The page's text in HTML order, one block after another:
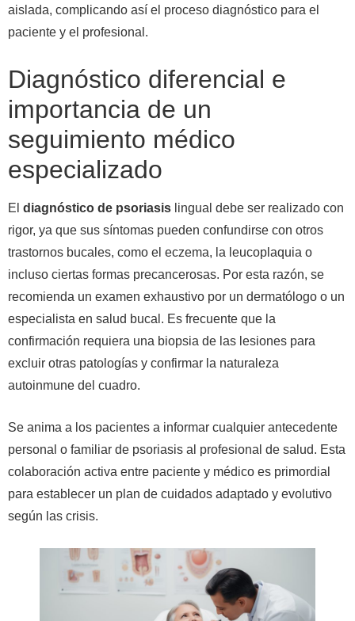
aislada, complicando así el proceso diagnóstico para el
paciente y el profesional.
Diagnóstico diferencial e
importancia de un
seguimiento médico
especializado
El diagnóstico de psoriasis lingual debe ser realizado con
rigor, ya que sus síntomas pueden confundirse con otros
trastornos bucales, como el eczema, la leucoplaquia o
incluso ciertas formas precancerosas. Por esta razón, se
recomienda un examen exhaustivo por un dermatólogo o un
especialista en salud bucal. Es frecuente que la
confirmación requiera una biopsia de las lesiones para
excluir otras patologías y confirmar la naturaleza
autoinmune del cuadro.
Se anima a los pacientes a informar cualquier antecedente
personal o familiar de psoriasis al profesional de salud. Esta
colaboración activa entre paciente y médico es primordial
para establecer un plan de cuidados adaptado y evolutivo
según las crisis.